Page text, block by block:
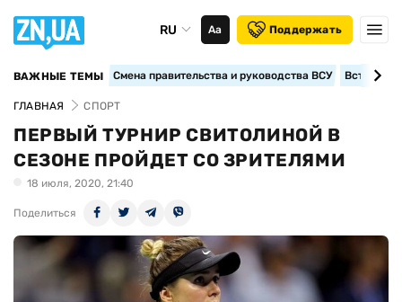
RU Аа Поддержать
ВАЖНЫЕ ТЕМЫ Смена правительства и руководства ВСУ
ГЛАВНАЯ СПОРТ
ПЕРВЫЙ ТУРНИР СВИТОЛИНОЙ В
СЕЗОНЕ ПРОЙДЕТ СО ЗРИТЕЛЯМИ
18 июля, 2020, 21:40
Поделиться